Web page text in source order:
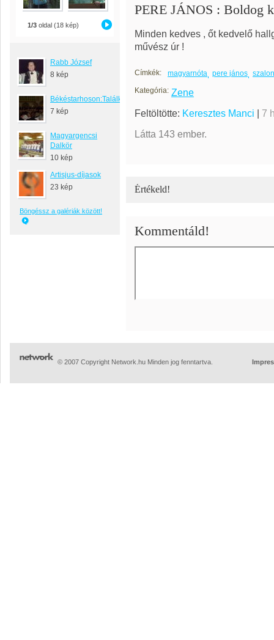
1/3 oldal (18 kép)
Rabb József
8 kép
Békéstarhoson:Találkozó
7 kép
Magyargencsi
Dalkör
10 kép
Artisjus-díjasok
23 kép
Böngéssz a galériák között!
PERE JÁNOS : Boldog
Minden kedves , őt kedvelő
művész úr !
Címkék: magyarnóta pere jános
Kategória: Zene
Feltöltötte: Keresztes Manci | 7
Látta 143 ember.
Értékeld!
Kommentáld!
© 2007 Copyright Network.hu Minden jog fenntartva.